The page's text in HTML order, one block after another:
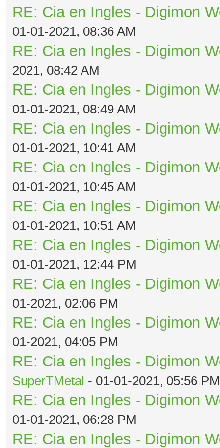
RE: Cia en Ingles - Digimon
01-01-2021, 08:36 AM
RE: Cia en Ingles - Digimon
2021, 08:42 AM
RE: Cia en Ingles - Digimon
01-01-2021, 08:49 AM
RE: Cia en Ingles - Digimon
01-01-2021, 10:41 AM
RE: Cia en Ingles - Digimon
01-01-2021, 10:45 AM
RE: Cia en Ingles - Digimon
01-01-2021, 10:51 AM
RE: Cia en Ingles - Digimon
01-01-2021, 12:44 PM
RE: Cia en Ingles - Digimon
01-2021, 02:06 PM
RE: Cia en Ingles - Digimon
01-2021, 04:05 PM
RE: Cia en Ingles - Digimon
SuperTMetal - 01-01-2021, 05:56 PM
RE: Cia en Ingles - Digimon
01-01-2021, 06:28 PM
RE: Cia en Ingles - Digimon